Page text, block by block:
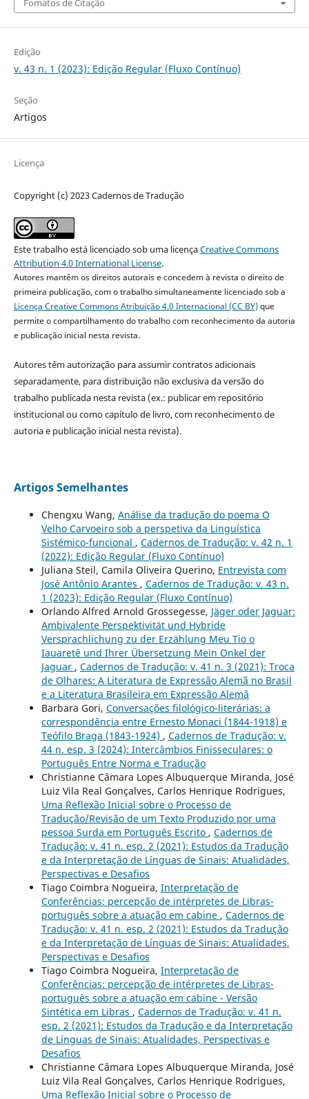
Fomatos de Citação
Edição
v. 43 n. 1 (2023): Edição Regular (Fluxo Contínuo)
Seção
Artigos
Licença
Copyright (c) 2023 Cadernos de Tradução
Este trabalho está licenciado sob uma licençaCreative Commons
Attribution 4.0 International License.
Autores mantêm os direitos autorais e concedem à revista o direito de
primeira publicação, com o trabalho simultaneamente licenciado sob a
Licença Creative Commons Atribuição 4.0 Internacional (CC BY)que
permite o compartilhamento do trabalho com reconhecimento da autoria
e publicação inicial nesta revista.
Autores têm autorização para assumir contratos adicionais
separadamente, para distribuição não exclusiva da versão do
trabalho publicada nesta revista (ex.: publicar em repositório
institucional ou como capítulo de livro, com reconhecimento de
autoria e publicação inicial nesta revista).
Artigos Semelhantes
Chengxu Wang, Análise da tradução do poema O
Velho Carvoeiro sob a perspetiva da Linguística
Sistémico-funcional , Cadernos de Tradução: v. 42 n. 1
(2022): Edição Regular (Fluxo Contínuo)
Juliana Steil, Camila Oliveira Querino, Entrevista com
José Antônio Arantes , Cadernos de Tradução: v. 43 n.
1 (2023): Edição Regular (Fluxo Contínuo)
Orlando Alfred Arnold Grossegesse, Jäger oder Jaguar:
Ambivalente Perspektivität und Hybride
Versprachlichung zu der Erzählung Meu Tio o
Iauaretê und Ihrer Übersetzung Mein Onkel der
Jaguar , Cadernos de Tradução: v. 41 n. 3 (2021): Troca
de Olhares: A Literatura de Expressão Alemã no Brasil
e a Literatura Brasileira em Expressão Alemã
Barbara Gori, Conversações filológico-literárias: a
correspondência entre Ernesto Monaci (1844-1918) e
Teófilo Braga (1843-1924) , Cadernos de Tradução: v.
44 n. esp. 3 (2024): Intercâmbios Finisseculares: o
Português Entre Norma e Tradução
Christianne Câmara Lopes Albuquerque Miranda, José
Luiz Vila Real Gonçalves, Carlos Henrique Rodrigues,
Uma Reflexão Inicial sobre o Processo de
Tradução/Revisão de um Texto Produzido por uma
pessoa Surda em Português Escrito , Cadernos de
Tradução: v. 41 n. esp. 2 (2021): Estudos da Tradução
e da Interpretação de Línguas de Sinais: Atualidades,
Perspectivas e Desafios
Tiago Coimbra Nogueira, Interpretação de
Conferências: percepção de intérpretes de Libras-
português sobre a atuação em cabine , Cadernos de
Tradução: v. 41 n. esp. 2 (2021): Estudos da Tradução
e da Interpretação de Línguas de Sinais: Atualidades,
Perspectivas e Desafios
Tiago Coimbra Nogueira, Interpretação de
Conferências: percepção de intérpretes de Libras-
português sobre a atuação em cabine - Versão
Sintética em Libras , Cadernos de Tradução: v. 41 n.
esp. 2 (2021): Estudos da Tradução e da Interpretação
de Línguas de Sinais: Atualidades, Perspectivas e
Desafios
Christianne Câmara Lopes Albuquerque Miranda, José
Luiz Vila Real Gonçalves, Carlos Henrique Rodrigues,
Uma Reflexão Inicial sobre o Processo de